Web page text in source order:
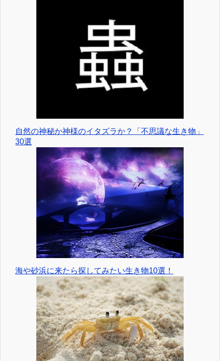
自然の神秘か神様のイタズラか？「不思議な生き物」
30選
海や砂浜に来たら探してみたい生き物10選！